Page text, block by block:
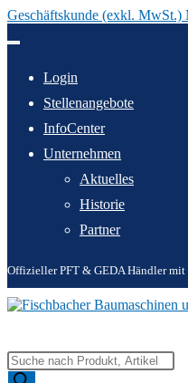
Geschäftskunde (exkl. MwSt.)
Inhalt
Login
Stellenangebote
InfoCenter
Unternehmen
Aktuelles
Historie
Partner
Offizieller PFT & GEDA Händler mit
Products
search